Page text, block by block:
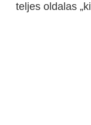
teljes oldalas